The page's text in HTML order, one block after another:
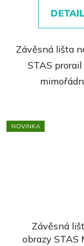
DETAIL
Závěsná lišta
STAS prorail
NOVINKA
Závěsná
obrazy STAS